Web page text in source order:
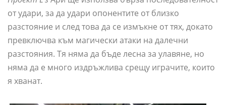
от удари, за да удари опонентите от близко
разстояние и след това да се измъкне от тях, докато
превключва към магически атаки на далечни
разстояния. Тя няма да бъде лесна за улавяне, но
няма да е много издръжлива срещу играчите, които
я хванат.